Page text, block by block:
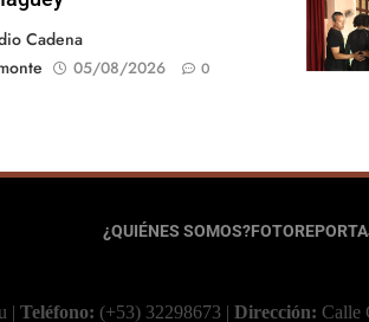
Cadena
05/08/2026 0
¿QUIÉNES SOMOS?
| Teléfono: (+53) 32298673 | Dirección: Calle